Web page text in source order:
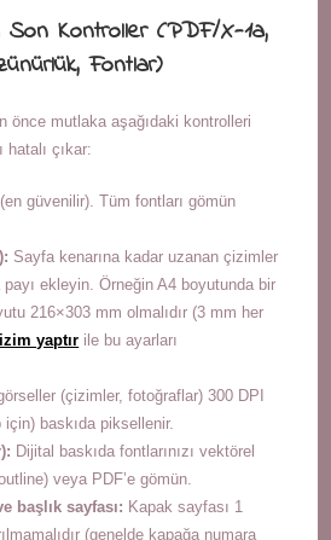
Kontroller (PDF/X-1a,
Fontlar)
önce mutlaka aşağıdaki kontrolleri
hatalı çıkar:
güvenilir). Tüm fontları gömün
Sayfa kenarına kadar uzanan çizimler
ekleyin. Örneğin A4 boyutunda bir
216×303 mm olmalıdır (3 mm her
yaptır ile bu ayarları
(çizimler, fotoğraflar) 300 DPI
baskıda piksellenir.
Dijital baskıda fontlarınızı vektörel
veya PDF’e gömün.
başlık sayfası: Kapak sayfası 1
(genelde kapağa numara